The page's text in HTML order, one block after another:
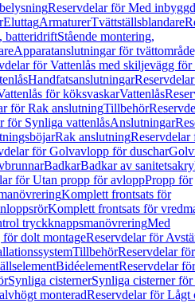
Reservdelar för Med inbyggd
EluttagArmaturerTvättställsblandare
batteridriftStående montering,
Apparatanslutningar för
för Vattenlås med skiljevägg för
Handfatsanslutningar
för köksvaskarVattenlås
för Rak anslutningTillbehör
för Synliga vattenlåsAnslutningar
Rak anslutningReservdelar
för Golvavlopp för duschar
BadkarBadkar av
för Utan propp för avloppPropp för
Komplett frontsats för
Komplett frontsats för
tryckknappsmanövreringMed
dolt montageReservdelar för
TillbehörReservdelar för
BidéelementReservdelar för
Synliga cisternerSynliga cisterner
monteradReservdelar för Lågt